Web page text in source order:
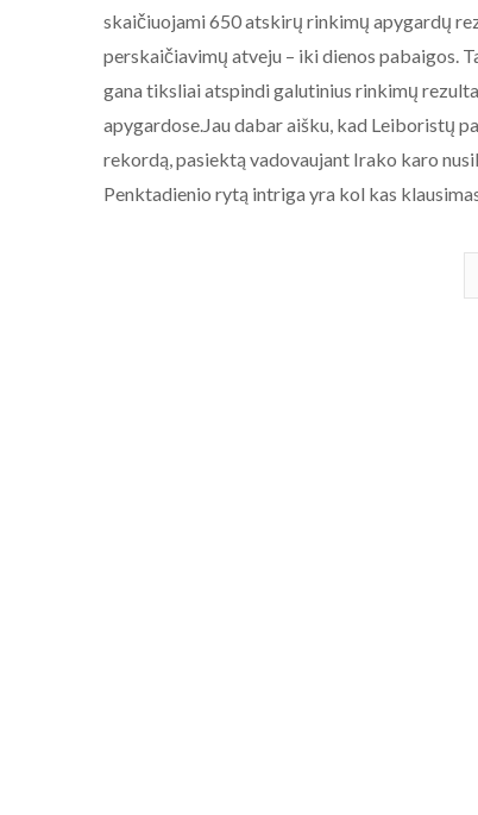
skaičiuojami 650 atskirų rinkimų apygardų
perskaičiavimų atveju – iki dienos pabaigos.
gana tiksliai atspindi galutinius rinkimų
apygardose.Jau dabar aišku, kad Leiboristų
rekordą, pasiektą vadovaujant Irako karo
Penktadienio rytą intriga yra kol kas